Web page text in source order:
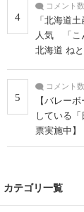
4
コメント数
「北海道
人気 「こ
北海道 ね
5
コメント数
【バレー
している
票実施中】
カテゴリ一覧